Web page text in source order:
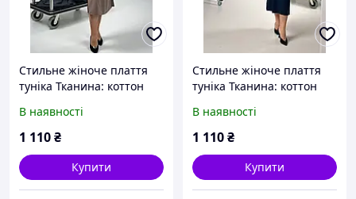
Стильне жіноче плаття
туніка Тканина: коттон
60-62
В наявності
1 110₴
Купити
Стильне жіноче плаття
туніка Тканина: коттон
60-62
В наявності
1 110₴
Купити